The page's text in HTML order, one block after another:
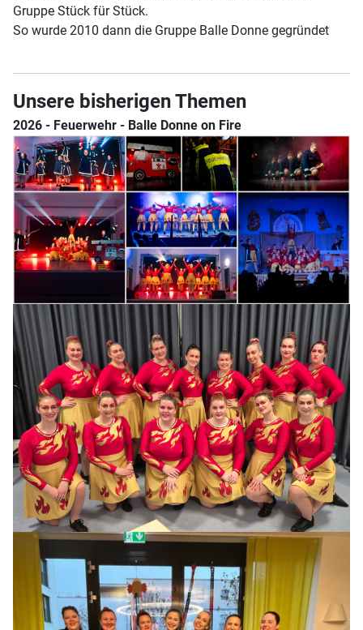
Gruppe Stück für Stück.
So wurde 2010 dann die Gruppe Balle Donne gegründet
Unsere bisherigen Themen
2026 - Feuerwehr - Balle Donne on Fire